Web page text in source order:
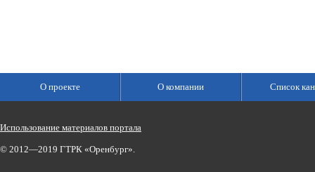
О проекте О компании Список
Использование материалов портала
© 2012—2019 ГТРК «Оренбург».